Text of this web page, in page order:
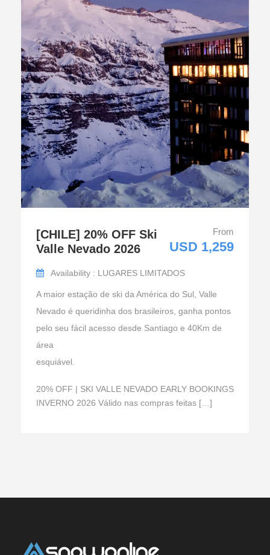
[CHILE] 20% OFF Ski
Valle Nevado 2026
From
USD 1,259
Availability : LUGARES LIMITADOS
A maior estação de ski da América do Sul, Valle
Nevado é queridinha dos brasileiros, ganha pontos
pelo seu fácil acesso desde Santiago e 40Km de
área
esquiável.
20% OFF | SKI VALLE NEVADO EARLY BOOKINGS
INVERNO 2026 Válido nas compras feitas […]